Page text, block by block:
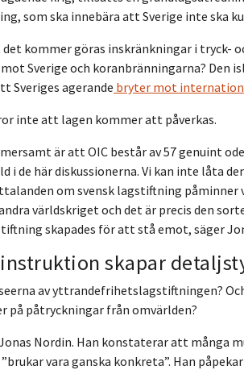
som ska innebära att Sverige inte ska
det kommer göras inskränkningar i
Sverige och koranbränningarna? Den
Sveriges agerande bryter mot
inte att lagen kommer att påverkas.
är att OIC består av 57 genuint
i de här diskussionerna. Vi kan inte låta
om svensk lagstiftning
världskriget och det är precis den
skapades för att stå emot, säger
instruktion skapar
av yttrandefrihetslagstiftningen?
på påtryckningar från omvärlden?
Nordin. Han konstaterar att många
vara ganska konkreta”. Han